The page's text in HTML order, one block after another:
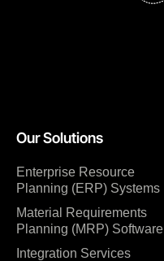
Our Solutions
Enterprise Resource
Planning (ERP) Systems
Material Requirements
Planning (MRP) Software
Integration Services